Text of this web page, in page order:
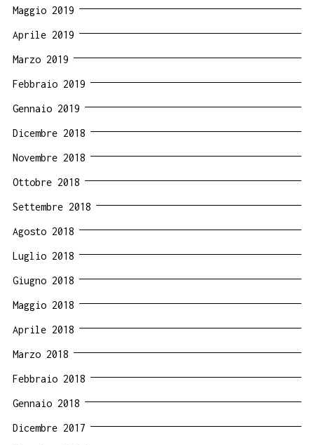
Maggio 2019
Aprile 2019
Marzo 2019
Febbraio 2019
Gennaio 2019
Dicembre 2018
Novembre 2018
Ottobre 2018
Settembre 2018
Agosto 2018
Luglio 2018
Giugno 2018
Maggio 2018
Aprile 2018
Marzo 2018
Febbraio 2018
Gennaio 2018
Dicembre 2017